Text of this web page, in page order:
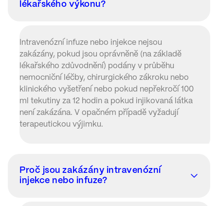
lékařského výkonu?
Intravenózní infuze nebo injekce nejsou
zakázány, pokud jsou oprávněně (na základě
lékařského zdůvodnění) podány v průběhu
nemocniční léčby, chirurgického zákroku nebo
klinického vyšetření nebo pokud nepřekročí 100
ml tekutiny za 12 hodin a pokud injikovaná látka
není zakázána. V opačném případě vyžadují
terapeutickou výjimku.
Proč jsou zakázány intravenózní
injekce nebo infuze?